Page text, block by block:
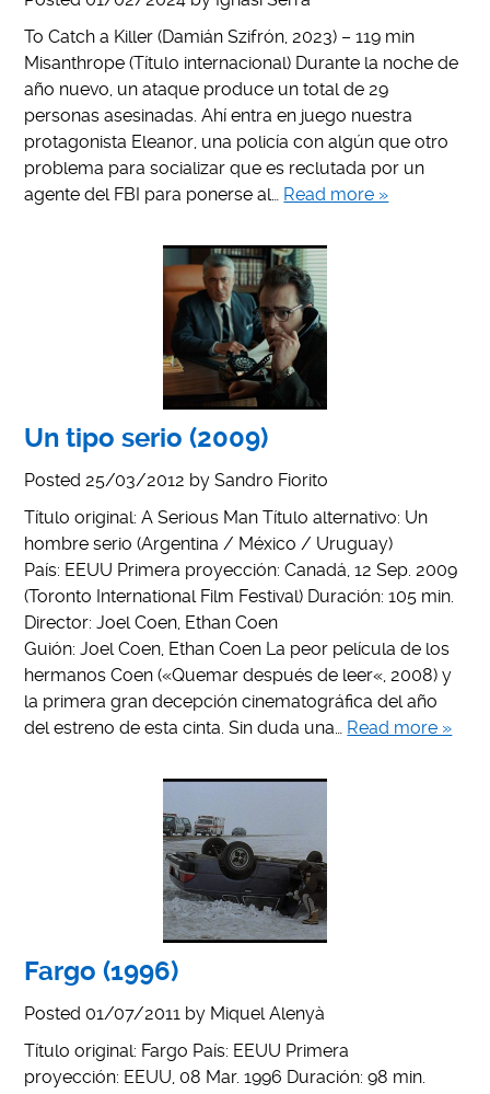
To Catch a Killer (Damián Szifrón, 2023) – 119 min
Misanthrope (Título internacional) Durante la noche de
año nuevo, un ataque produce un total de 29
personas asesinadas. Ahí entra en juego nuestra
protagonista Eleanor, una policía con algún que otro
problema para socializar que es reclutada por un
agente del FBI para ponerse al… Read more »
Un tipo serio (2009)
Posted 25/03/2012 bySandro Fiorito
Título original: A Serious Man Título alternativo: Un
hombre serio (Argentina / México / Uruguay)
País: EEUU Primera proyección: Canadá, 12 Sep. 2009
(Toronto International Film Festival) Duración: 105 min.
Director: Joel Coen, Ethan Coen
Guión: Joel Coen, Ethan Coen La peor película de los
hermanos Coen («Quemar después de leer«, 2008) y
la primera gran decepción cinematográfica del año
del estreno de esta cinta. Sin duda una… Read more »
Fargo (1996)
Posted 01/07/2011 by Miquel Alenyà
Título original: Fargo País: EEUU Primera
proyección: EEUU, 08 Mar. 1996 Duración: 98 min.